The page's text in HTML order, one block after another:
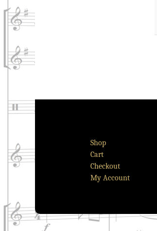
Shop
Cart
Checkout
My Account